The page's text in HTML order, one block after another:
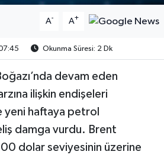
A- A+
Okunma Süresi: 2 Dk
devam eden
ilişkin endişeleri
yeni haftaya petrol
damga vurdu. Brent
dolar seviyesinin üzerine